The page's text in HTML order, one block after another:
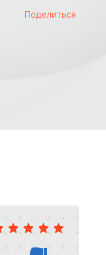
Поделиться